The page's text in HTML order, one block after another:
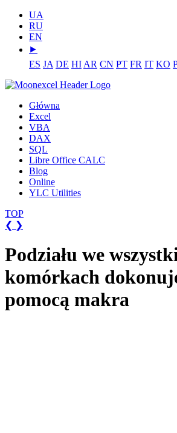
UA
RU
EN
⯈
ES JA DE HI AR CN PT FR IT KO
Główna
Excel
VBA
DAX
SQL
Libre Office CALC
Blog
Online
YLC Utilities
TOP
❮ ❯
Podziału we
komórkach
pomocą makra